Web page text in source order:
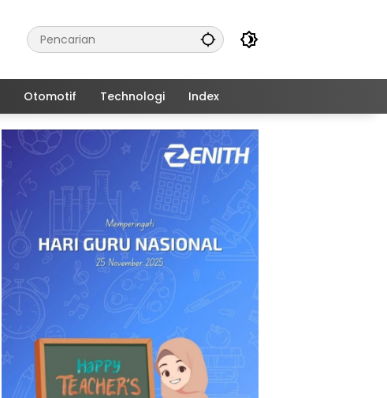
Otomotif Technologi Index